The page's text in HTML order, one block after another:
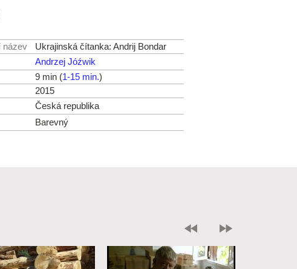
název
Ukrajinská čítanka: Andrij Bondar
Andrzej Jóźwik
9 min (1-15 min.)
2015
Česká republika
Barevný